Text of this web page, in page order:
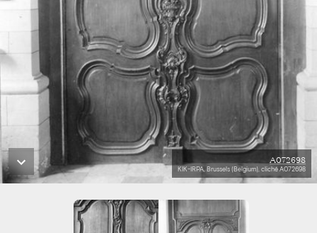
A072698
KIK-IRPA, Brussels (Belgium), cliché A072698